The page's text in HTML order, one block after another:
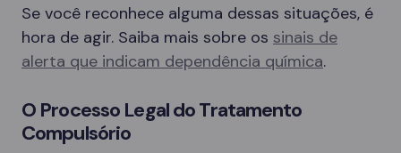
Se você reconhece alguma dessas situações, é
hora de agir. Saiba mais sobre os sinais de
alerta que indicam dependência química.
O Processo Legal do Tratamento
Compulsório